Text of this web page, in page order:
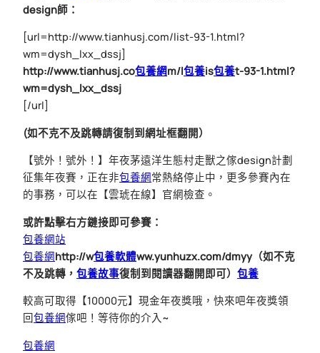
design師：
[url=http://www.tianhusj.com/list-93-1.html?
wm=dysh_lxx_dssj]
http://www.tianhusj.co包養網m/l包養is包養t-93-1.html?
wm=dysh_lxx_dssj
[/url]
(如不克不及跳轉請復制到網址框翻開）
【號外！號外！】年夜茅遠洋生態村走獸之傢design計劃
征集年夜賽，正在非包養網常熱絡停止中，更多參賽內在
的事務，可以在【雲琥在線】官網檢查。
或許點擊右方鏈接即可參賽：
包養網站
包養網http://w包養軟體ww.yunhuzx.com/dmyy（如不克
不及跳轉， 包養故事復制到閱讀器翻開即可） 包養
較高可取得【10000元】現金年夜獎哦，快來吧年夜獎領
回包養網傢吧！等待你的介入~
包養網